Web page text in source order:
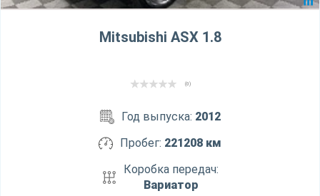
Mitsubishi ASX 1.8
(0)
Год выпуска: 2012
Пробег: 221208 км
Коробка передач:
Вариатор